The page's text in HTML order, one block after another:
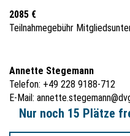
2085 €
Teilnahmegebühr
Annette Stegemann
Telefon: +49 228 9188-712
E-Mail:
Nur noch 15 Plätze